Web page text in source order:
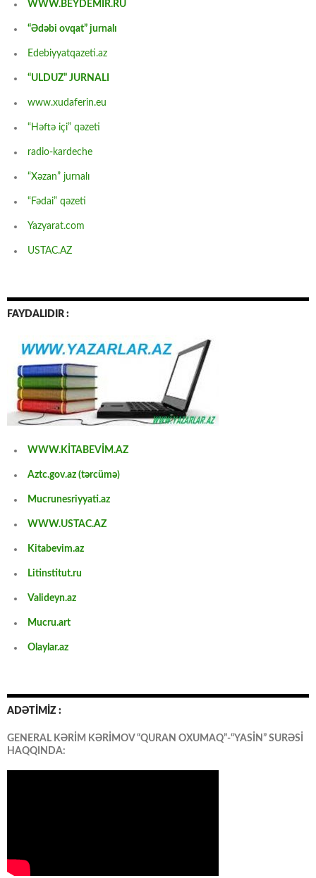
WWW.BEYDEMİR.RU
“Ədəbi ovqat” jurnalı
Edebiyyatqazeti.az
“ULDUZ” JURNALI
www.xudaferin.eu
“Həftə içi” qəzeti
radio-kardeche
“Xəzan” jurnalı
“Fədai” qəzeti
Yazyarat.com
USTAC.AZ
FAYDALIDIR :
WWW.KİTABEVİM.AZ
Aztc.gov.az (tərcümə)
Mucrunesriyyati.az
WWW.USTAC.AZ
Kitabevim.az
Litinstitut.ru
Valideyn.az
Mucru.art
Olaylar.az
ADƏTİMİZ :
GENERAL KƏRİM KƏRİMOV “QURAN OXUMAQ”-“YASİN” SURƏSİ
HAQQINDA: